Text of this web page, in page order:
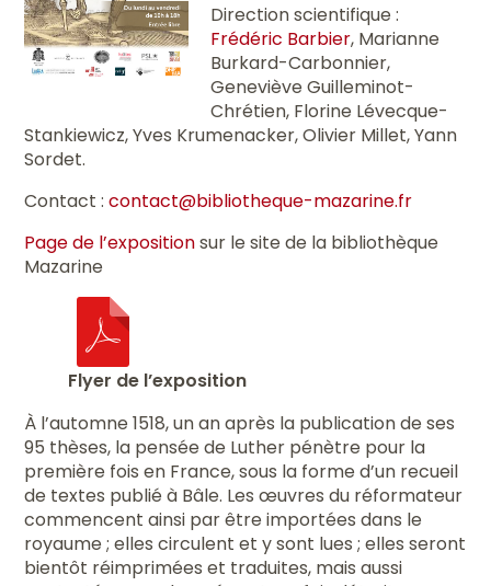
Direction scientifique :
Frédéric Barbier, Marianne
Burkard-Carbonnier,
Geneviève Guilleminot-
Chrétien, Florine Lévecque-
Stankiewicz, Yves Krumenacker, Olivier Millet, Yann
Sordet.
Contact :contact@bibliotheque-mazarine.fr
Page de l’expositionsur le site de la bibliothèque
Mazarine
Flyer de l’exposition
À l’automne 1518, un an après la publication de ses
95 thèses, la pensée de Luther pénètre pour la
première fois en France, sous la forme d’un recueil
de textes publié à Bâle. Les œuvres du réformateur
commencent ainsi par être importées dans le
royaume ; elles circulent et y sont lues ; elles seront
bientôt réimprimées et traduites, mais aussi